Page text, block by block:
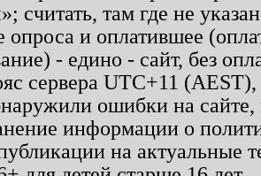
считать, там где не
опроса и оплатившее
- едино - сайт, без
сервера UTC+11
ошибки на
информации о
на актуальные